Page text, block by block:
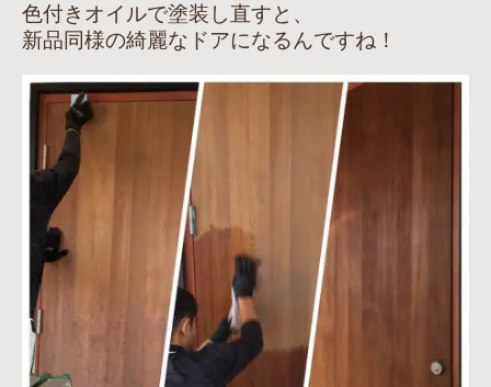
色付きオイルで塗装し直すと、
新品同様の綺麗なドアになるんですね！